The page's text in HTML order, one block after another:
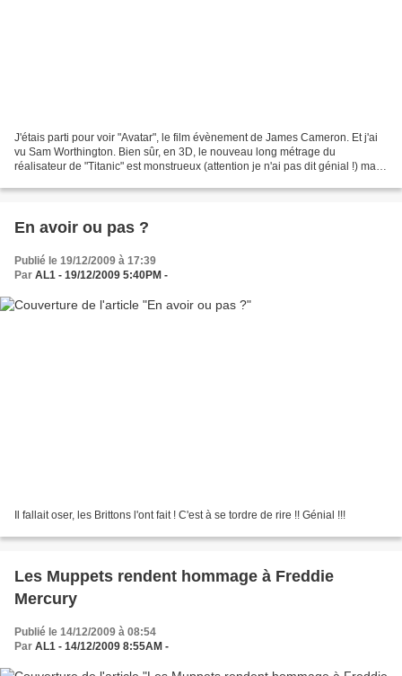
J'étais parti pour voir "Avatar", le film évènement de James Cameron. Et j'ai
vu Sam Worthington. Bien sûr, en 3D, le nouveau long métrage du
réalisateur de "Titanic" est monstrueux (attention je n'ai pas dit génial !) mais
En avoir ou pas ?
Publié le 19/12/2009 à 17:39
Par AL1 - 19/12/2009 5:40PM -
Il fallait oser, les Brittons l'ont fait ! C'est à se tordre de rire !! Génial !!!
Les Muppets rendent hommage à Freddie
Mercury
Publié le 14/12/2009 à 08:54
Par AL1 - 14/12/2009 8:55AM -